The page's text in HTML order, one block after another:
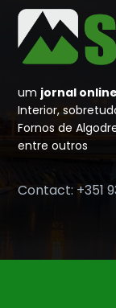
um jornal
Interior,
Fornos de
entre outros
Contact: +351